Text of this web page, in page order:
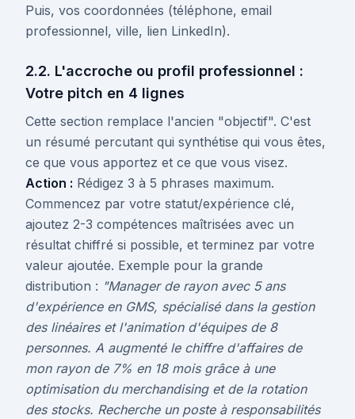
Puis, vos coordonnées (téléphone, email
professionnel, ville, lien LinkedIn).
2.2. L'accroche ou profil professionnel :
Votre pitch en 4 lignes
Cette section remplace l'ancien "objectif". C'est
un résumé percutant qui synthétise qui vous êtes,
ce que vous apportez et ce que vous visez.
Action : Rédigez 3 à 5 phrases maximum.
Commencez par votre statut/expérience clé,
ajoutez 2-3 compétences maîtrisées avec un
résultat chiffré si possible, et terminez par votre
valeur ajoutée. Exemple pour la grande
distribution : "Manager de rayon avec 5 ans
d'expérience en GMS, spécialisé dans la gestion
des linéaires et l'animation d'équipes de 8
personnes. A augmenté le chiffre d'affaires de
mon rayon de 7% en 18 mois grâce à une
optimisation du merchandising et de la rotation
des stocks. Recherche un poste à responsabilités